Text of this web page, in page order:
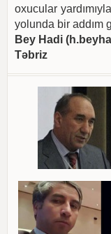
oxucular
yolunda bir addım
Bey Hadi (
Təbriz